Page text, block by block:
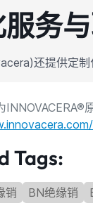
务
还提供定制
INNOVACERA®
Tags:
销 BN绝缘销